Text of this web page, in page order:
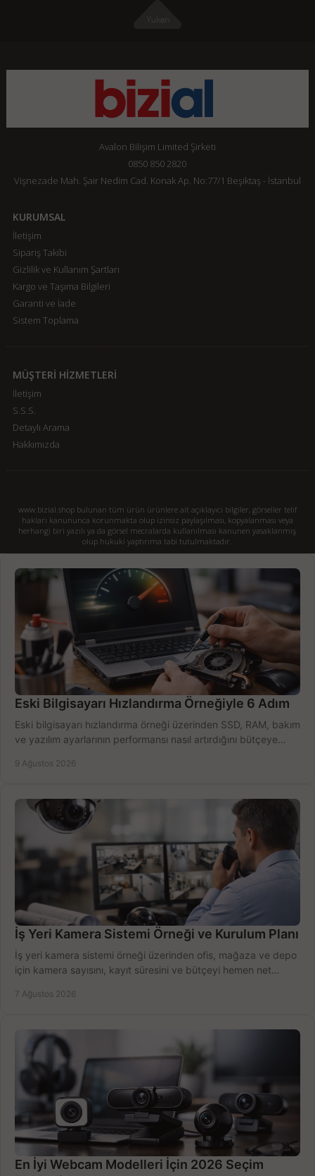
Avalon Bilişim Limited Şirketi
0850 850 2820
Vişnezade Mah. Şair Nedim Cad. Konak Ap. No:77/1 Beşiktaş - İstanbul
KURUMSAL
İletişim
Sipariş Takibi
Gizlilik ve Kullanım Şartları
Kargo ve Taşıma Bilgileri
Garanti ve İade
Sistem Toplama
MÜŞTERİ HİZMETLERİ
İletişim
S.S.S.
Detaylı Arama
Hakkımızda
www.bizial.shop bulunan tüm ürün ürünlere ait açıklayıcı bilgiler, görseller telif
hakları kanununca korunmakta olup izinsiz paylaşılması, kopyalanması veya
herhangi biri yazılı ya da görsel mecralarda kullanılması kanunen yasaklanmış
olup hukuki yaptırıma tabi tutulmaktadır.
Eski Bilgisayarı Hızlandırma Örneğiyle 6 Adım
Eski bilgisayarı hızlandırma örneği üzerinden SSD, RAM, bakım
ve yazılım ayarlarının performansı nasıl artırdığını bütçeye
9 Ağustos 2026
İş Yeri Kamera Sistemi Örneği ve Kurulum Planı
İş yeri kamera sistemi örneği üzerinden ofis, mağaza ve depo
için kamera sayısını, kayıt süresini ve bütçeyi hemen net
7 Ağustos 2026
En İyi Webcam Modelleri İçin 2026 Seçim